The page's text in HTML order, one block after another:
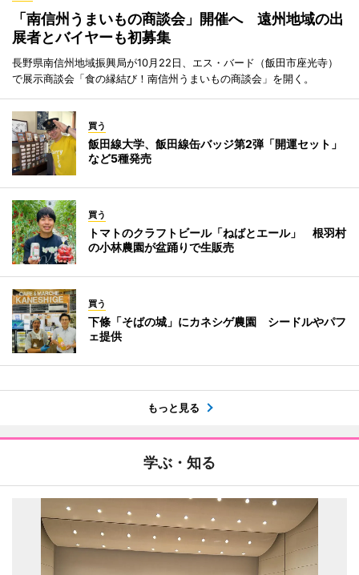
「南信州うまいもの商談会」開催へ 遠州地域の出
展者とバイヤーも初募集
長野県南信州地域振興局が10月22日、エス・バード（飯田市座光寺）
で展示商談会「食の縁結び！南信州うまいもの商談会」を開く。
買う
飯田線大学、飯田線缶バッジ第2弾「開運セット」
など5種発売
買う
トマトのクラフトビール「ねばとエール」 根羽村
の小林農園が盆踊りで生販売
買う
下條「そばの城」にカネシゲ農園 シードルやパフ
ェ提供
もっと見る
学ぶ・知る